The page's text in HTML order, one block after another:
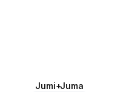
Jumi+Juma